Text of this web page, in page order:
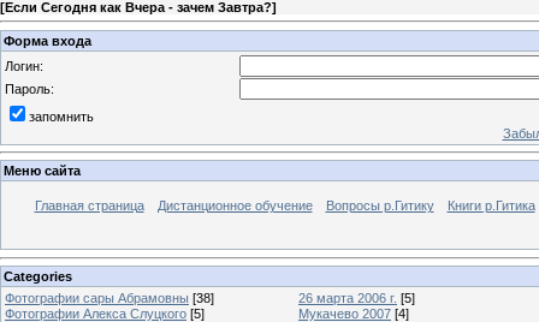
[Если Сегодня как Вчера - зачем Завтра?]
Форма входа
Логин:
Пароль:
запомнить
Меню сайта
Главная страница Дистанционное обучение Вопросы р.Гитику Книги р.Гитика
Categories
Фотографии сары Абрамовны [38] 26 марта 2006 г. [5]
Фотографии Алекса Слуцкого [5] Мукачево 2007 [4]